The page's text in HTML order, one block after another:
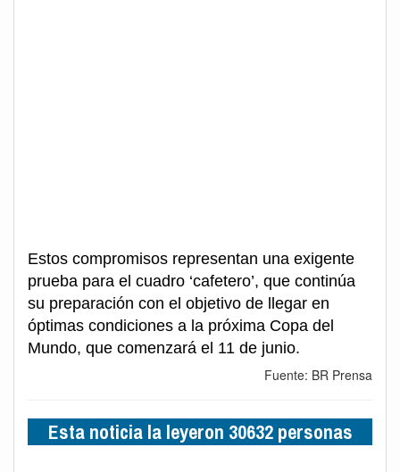
Estos compromisos representan una exigente
prueba para el cuadro ‘cafetero’, que continúa
su preparación con el objetivo de llegar en
óptimas condiciones a la próxima Copa del
Mundo, que comenzará el 11 de junio.
Fuente: BR Prensa
Esta noticia la leyeron 30632 personas